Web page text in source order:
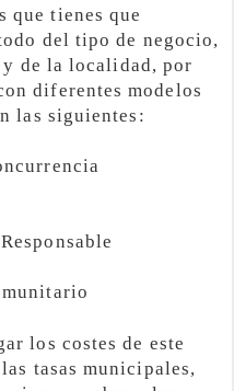
que tienes que
del tipo de negocio,
de la localidad, por
diferentes modelos
las siguientes:
los costes de este
tasas municipales,